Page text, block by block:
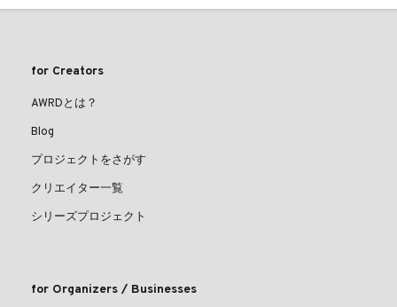
for Creators
AWRDとは？
Blog
プロジェクトをさがす
クリエイター一覧
シリーズプロジェクト
for Organizers / Businesses